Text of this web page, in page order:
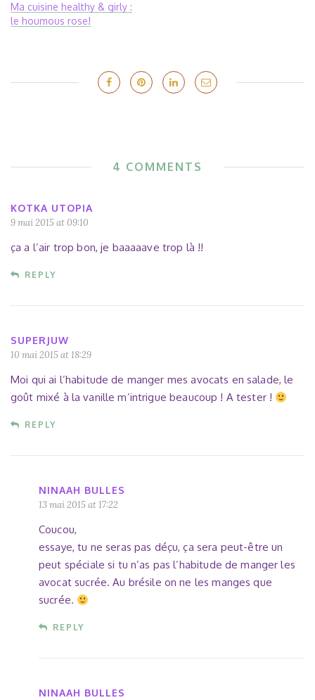
Ma cuisine healthy & girly :
le houmous rose!
4 COMMENTS
KOTKA UTOPIA
9 mai 2015 at 09:10
ça a l’air trop bon, je baaaaave trop là !!
REPLY
SUPERJUW
10 mai 2015 at 18:29
Moi qui ai l’habitude de manger mes avocats en salade, le
goût mixé à la vanille m’intrigue beaucoup ! A tester !
REPLY
NINAAH BULLES
13 mai 2015 at 17:22
Coucou,
essaye, tu ne seras pas déçu, ça sera peut-être un
peut spéciale si tu n’as pas l’habitude de manger les
avocat sucrée. Au brésile on ne les manges que
sucrée.
REPLY
NINAAH BULLES